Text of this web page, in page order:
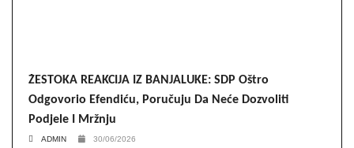
ŽESTOKA REAKCIJA IZ BANJALUKE: SDP Oštro
Odgovorio Efendiću, Poručuju Da Neće Dozvoliti
Podjele I Mržnju
ADMIN 30/06/2026